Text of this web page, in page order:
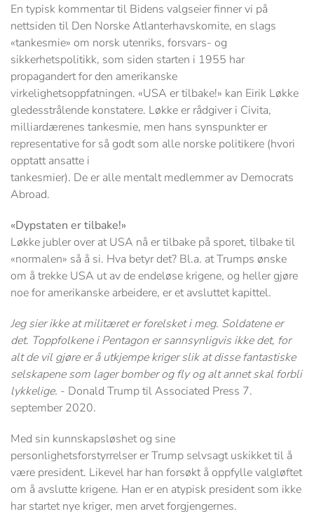
En typisk kommentar til Bidens valgseier finner vi på
nettsiden til Den Norske Atlanterhavskomite, en slags
«tankesmie» om norsk utenriks, forsvars- og
sikkerhetspolitikk, som siden starten i 1955 har
propagandert for den amerikanske
virkelighetsoppfatningen. «USA er tilbake!» kan Eirik Løkke
gledesstrålende konstatere. Løkke er rådgiver i Civita,
milliardærenes tankesmie, men hans synspunkter er
representative for så godt som alle norske politikere (hvori
opptatt ansatte i
tankesmier). De er alle mentalt medlemmer av Democrats
Abroad.
«Dypstaten er tilbake!»
Løkke jubler over at USA nå er tilbake på sporet, tilbake til
«normalen» så å si. Hva betyr det? Bl.a. at Trumps ønske
om å trekke USA ut av de endeløse krigene, og heller gjøre
noe for amerikanske arbeidere, er et avsluttet kapittel.
Jeg sier ikke at militæret er forelsket i meg. Soldatene er
det. Toppfolkene i Pentagon er sannsynligvis ikke det, for
alt de vil gjøre er å utkjempe kriger slik at disse fantastiske
selskapene som lager bomber og fly og alt annet skal forbli
lykkelige. - Donald Trump til Associated Press 7.
september 2020.
Med sin kunnskapsløshet og sine
personlighetsforstyrrelser er Trump selvsagt uskikket til å
være president. Likevel har han forsøkt å oppfylle valgløftet
om å avslutte krigene. Han er en atypisk president som ikke
har startet nye kriger, men arvet forgjengernes.